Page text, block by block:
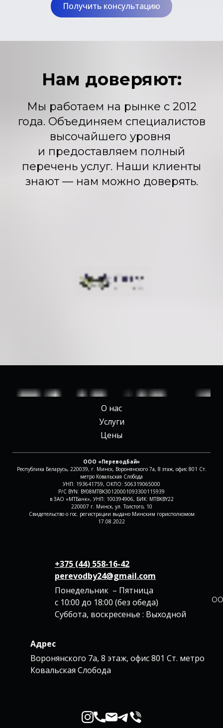
Получить консультацию
Нам доверяют:
Мы работаем на рынке с 2012
года. Объединяем специалистов
высочайшего уровня
и предоставляем полный
перечень услуг. Наши клиенты
знают — нам можно доверять.
О нас
Услуги
Цены
ООО «ПереводБай»
Республика Беларусь, 220039, г. Минск, Воронянского 7а, 8 этаж, офис 801 Ст.
метро Ковальская Слобода
УНП: 193641759, ОКПО: 506319065000
Р/С BYN: BY08MTBK30120001093300115939
в ЗАО «МТБанк», УНП: 100394906, БИК: MTBKBY22
220007 г. Минск, ул. Толстого, 10
Свидетельство о гос. регистрации выдано Минским горисполкомом
17.08.2022
+375 (44) 558-16-42
perevodby24@gmail.com
Понедельник – Пятница
с 10:00 до 18:00 (без обеда)
Суббота, воскресенье : Выходной
Адрес
Воронянского 7а, 8 этаж, офис 801 Ст. метро
Ковальская Слобода